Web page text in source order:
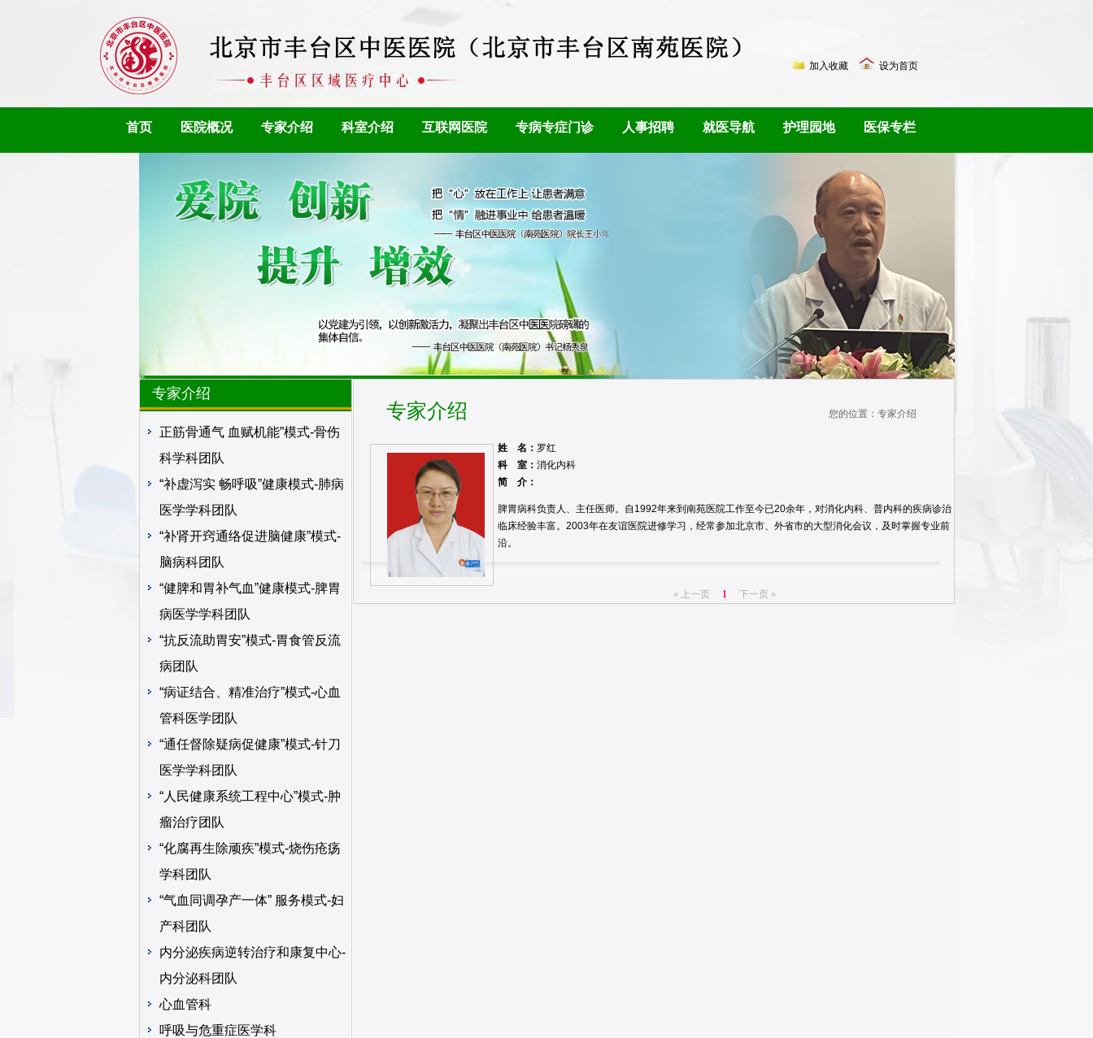
加入收藏 设为首页
首页 医院概况 专家介绍 科室介绍 互联网医院 专病专症门诊 人事招聘 就医导航 护理园地 医保专栏
专家介绍
正筋骨通气 血赋机能”模式-骨伤
科学科团队
“补虚泻实 畅呼吸”健康模式-肺病
医学学科团队
“补肾开窍通络促进脑健康”模式-
脑病科团队
“健脾和胃补气血”健康模式-脾胃
病医学学科团队
“抗反流助胃安”模式-胃食管反流
病团队
“病证结合、精准治疗”模式-心血
管科医学团队
“通任督除疑病促健康”模式-针刀
医学学科团队
“人民健康系统工程中心”模式-肿
瘤治疗团队
“化腐再生除顽疾”模式-烧伤疮疡
学科团队
“气血同调孕产一体” 服务模式-妇
产科团队
内分泌疾病逆转治疗和康复中心-
内分泌科团队
心血管科
呼吸与危重症医学科
专家介绍 您的位置：专家介绍
姓 名： 罗红
科 室： 消化内科
简 介：
脾胃病科负责人、主任医师。自1992年来到南苑医院工作至今已20余年，对消化内科、普内科的疾病诊治
临床经验丰富。2003年在友谊医院进修学习，经常参加北京市、外省市的大型消化会议，及时掌握专业前
沿。
« 上一页 1 下一页 »